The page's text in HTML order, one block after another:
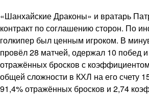
«Шанхайские Драконы» и вратарь
контракт по соглашению сторон. По
голкипер был ценным игроком. В
провёл 28 матчей, одержал 10 побед
отражённых бросков с
общей сложности в КХЛ на его счету
91,4% отражённых бросков и 2,74